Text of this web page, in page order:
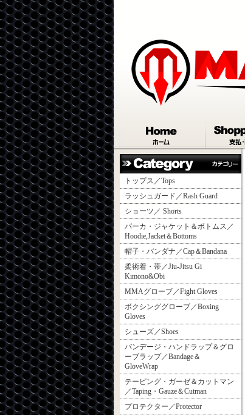
トップス／Tops
ラッシュガード／Rash Guard
ショーツ／ Shorts
パーカ・ジャケット＆ボトムス／
Hoodie,Jacket＆Bottoms
帽子・バンダナ／Cap＆Bandana
柔術着・帯／Jiu-Jitsu Gi
Kimono&Obi
MMAグローブ／Fight Gloves
ボクシンググローブ／Boxing
Gloves
シューズ／Shoes
バンデージ・ハンドラップ＆グロ
ーブラップ／Bandage＆
GloveWrap
テーピング・ガーゼ＆カットマン
／Taping・Gauze＆Cutman
プロテクター／Protector